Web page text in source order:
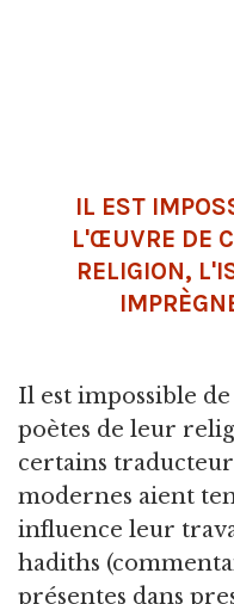
IL EST
L'ŒUVRE DE
RELIGION,
Il est impossible
poètes de leur
certains
modernes aient
influence leur
hadiths
présentes dans